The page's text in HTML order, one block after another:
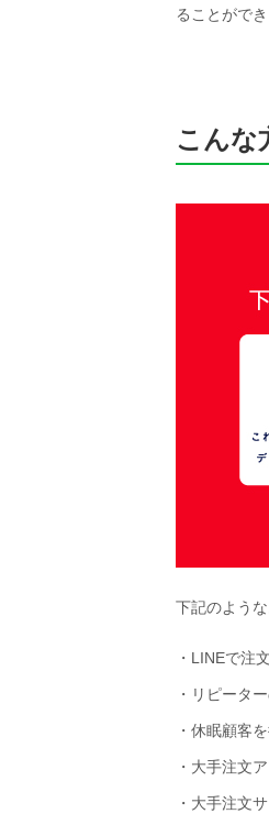
ることができ
こんな
下記のよう
・LINEで注
・リピータ
・休眠顧客
・大手注文
・大手注文